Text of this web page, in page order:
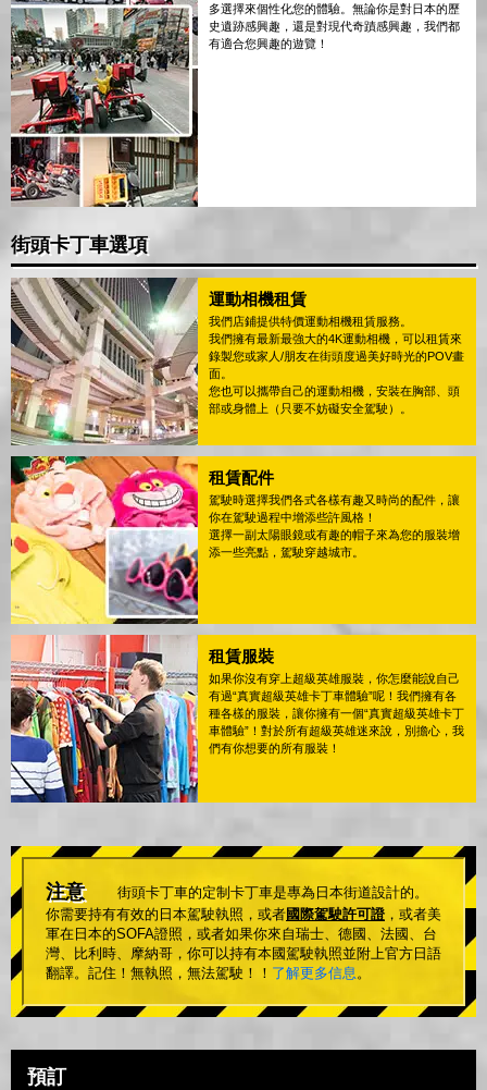
多選擇來個性化您的體驗。無論你是對日本的歷
史遺跡感興趣，還是對現代奇蹟感興趣，我們都
有適合您興趣的遊覽！
街頭卡丁車選項
運動相機租賃
我們店鋪提供特價運動相機租賃服務。
我們擁有最新最強大的4K運動相機，可以租賃來
錄製您或家人/朋友在街頭度過美好時光的POV畫
面。
您也可以攜帶自己的運動相機，安裝在胸部、頭
部或身體上（只要不妨礙安全駕駛）。
租賃配件
駕駛時選擇我們各式各樣有趣又時尚的配件，讓
你在駕駛過程中增添些許風格！
選擇一副太陽眼鏡或有趣的帽子來為您的服裝增
添一些亮點，駕駛穿越城市。
租賃服裝
如果你沒有穿上超級英雄服裝，你怎麼能說自己
有過“真實超級英雄卡丁車體驗”呢！我們擁有各
種各樣的服裝，讓你擁有一個“真實超級英雄卡丁
車體驗”！對於所有超級英雄迷來說，別擔心，我
們有你想要的所有服裝！
注意
街頭卡丁車的定制卡丁車是專為日本街道設計的。
你需要持有有效的日本駕駛執照，或者國際駕駛許可證 ，或者美
軍在日本的SOFA證照，或者如果你來自瑞士、德國、法國、台
灣、比利時、摩納哥，你可以持有本國駕駛執照並附上官方日語
翻譯。記住！無執照，無法駕駛！！ 了解更多信息。
預訂